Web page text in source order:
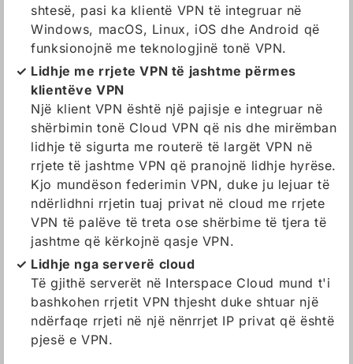
shtesë, pasi ka klientë VPN të integruar në
Windows, macOS, Linux, iOS dhe Android që
funksionojnë me teknologjinë tonë VPN.
Lidhje me rrjete VPN të jashtme përmes
klientëve VPN
Një klient VPN është një pajisje e integruar në
shërbimin tonë Cloud VPN që nis dhe mirëmban
lidhje të sigurta me routerë të largët VPN në
rrjete të jashtme VPN që pranojnë lidhje hyrëse.
Kjo mundëson federimin VPN, duke ju lejuar të
ndërlidhni rrjetin tuaj privat në cloud me rrjete
VPN të palëve të treta ose shërbime të tjera të
jashtme që kërkojnë qasje VPN.
Lidhje nga serverë cloud
Të gjithë serverët në Interspace Cloud mund t'i
bashkohen rrjetit VPN thjesht duke shtuar një
ndërfaqe rrjeti në një nënrrjet IP privat që është
pjesë e VPN.